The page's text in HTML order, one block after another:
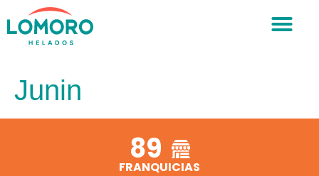
Junin
89
FRANQUICIAS